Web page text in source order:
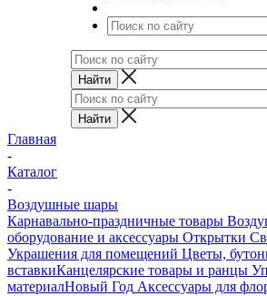
Главная
-
Каталог
-
Воздушные шары
Карнавально-праздничные товары
оборудование и аксессуары Открытки
Украшения для помещений Цветы,
вставкиКанцелярские товары и ранцы
материалНовый Год Аксессуары для